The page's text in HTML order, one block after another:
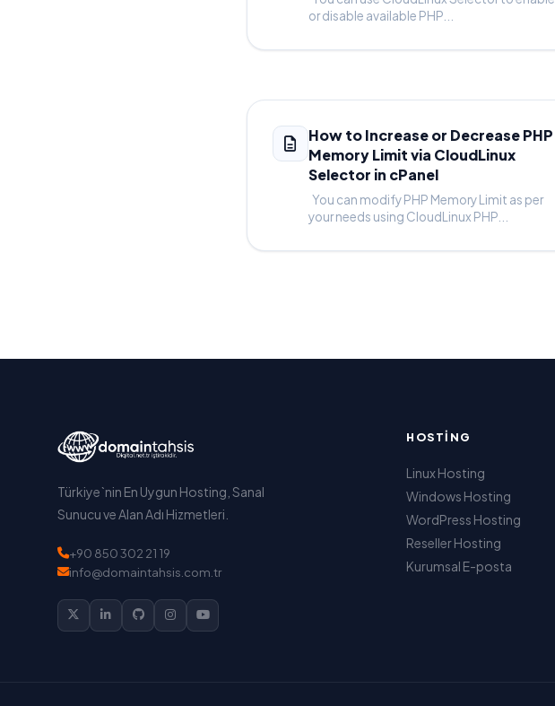
or disable available PHP...
How to Increase or Decrease PHP
Memory Limit via CloudLinux
Selector in cPanel
You can modify PHP Memory Limit as per
your needs using CloudLinux PHP...
Türkiye`nin En Uygun Hosting, Sanal
Sunucu ve Alan Adı Hizmetleri.
+90 850 302 21 19
info@domaintahsis.com.tr
HOSTING
Linux Hosting
Windows Hosting
WordPress Hosting
Reseller Hosting
Kurumsal E-posta